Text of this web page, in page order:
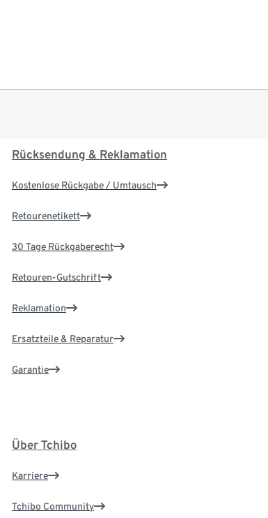
Rücksendung & Reklamation
Kostenlose Rückgabe / Umtausch
Retourenetikett
30 Tage Rückgaberecht
Retouren-Gutschrift
Reklamation
Ersatzteile & Reparatur
Garantie
Über Tchibo
Karriere
Tchibo Community